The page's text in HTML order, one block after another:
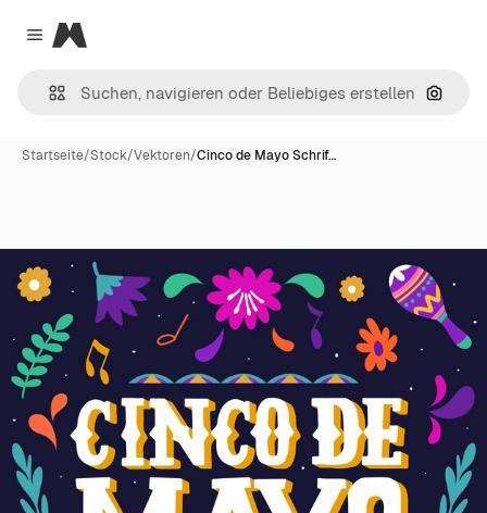
Close menu
Magnific
Nach
Startseite/Stock/Vektoren/Cinco de Mayo Schrif…